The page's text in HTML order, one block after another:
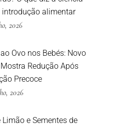
introdução alimentar
2026
Ovo nos Bebés: Novo
Redução Após
Precoce
2026
Limão e Sementes de